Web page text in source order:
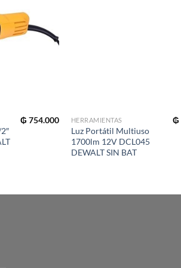
₲ 754.000 HERRAMIENTAS
Luz Portátil Multiuso
1700lm 12V DCL045
DEWALT SIN BAT
₲